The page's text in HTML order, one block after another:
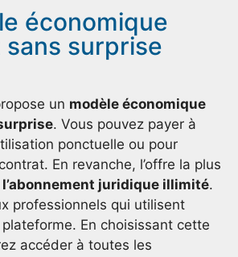
économique
surprise
un modèle économique
. Vous pouvez payer à
ponctuelle ou pour
En revanche, l’offre la plus
l’abonnement juridique illimité.
professionnels qui utilisent
En choisissant cette
accéder à toutes les